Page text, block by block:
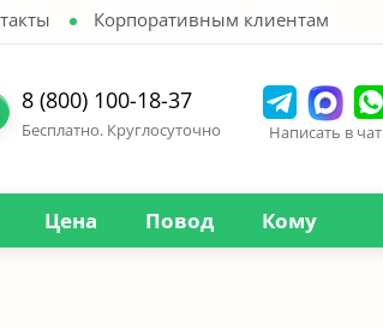
Корпоративным клиентам
8 (800) 100-18-37
Бесплатно. Круглосуточно Написать в чат
Цена Повод Кому